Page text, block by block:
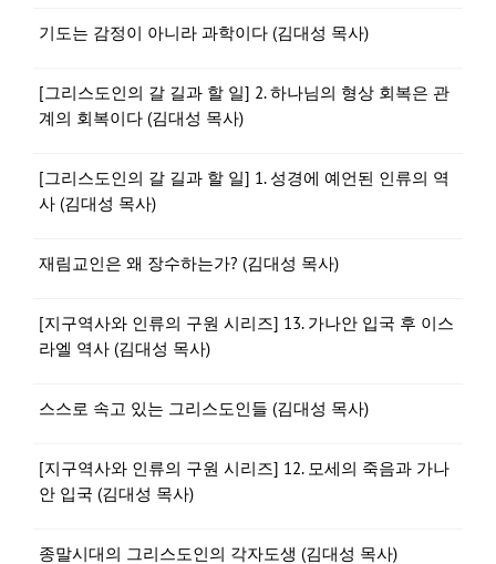
기도는 감정이 아니라 과학이다 (김대성 목사)
[그리스도인의 갈 길과 할 일] 2. 하나님의 형상 회복은 관
계의 회복이다 (김대성 목사)
[그리스도인의 갈 길과 할 일] 1. 성경에 예언된 인류의 역
사 (김대성 목사)
재림교인은 왜 장수하는가? (김대성 목사)
[지구역사와 인류의 구원 시리즈] 13. 가나안 입국 후 이스
라엘 역사 (김대성 목사)
스스로 속고 있는 그리스도인들 (김대성 목사)
[지구역사와 인류의 구원 시리즈] 12. 모세의 죽음과 가나
안 입국 (김대성 목사)
종말시대의 그리스도인의 각자도생 (김대성 목사)